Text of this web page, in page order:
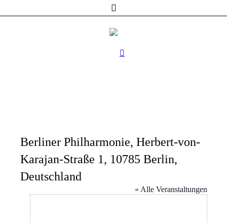
Berliner Philharmonie, Herbert-von-
Karajan-Straße 1, 10785 Berlin,
Deutschland
« Alle Veranstaltungen